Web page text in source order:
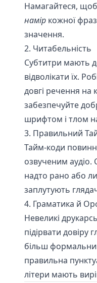
Намагайтеся,
намір кожної
значення.
2. Читабельність
Субтитри мають
відволікати їх.
довгі речення на
забезпечуйте
шрифтом і тлом
3. Правильний
Тайм-коди
озвученим аудіо.
надто рано або
заплутують
4. Граматика й
Невеликі
підірвати довіру
більш
правильна
літери мають